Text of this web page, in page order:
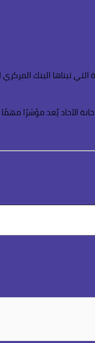
تبناها البنك
الآحاد يُعد مؤشرًا